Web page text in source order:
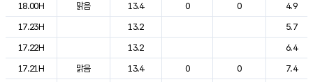
18.00H
맑음 13.4 0 0
4.9
17.23H
13.2
5.7
17.22H
13.2
6.4
17.21H
맑음 13.4 0 0
7.4